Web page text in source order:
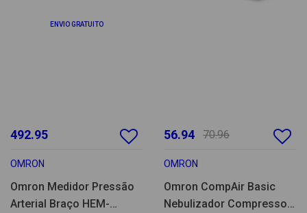
ENVIO GRATUITO
492.95
OMRON
Omron Medidor Pressão
Arterial Braço HEM-
56.94 70.96
OMRON
Omron CompAir Basic
Nebulizador Compressor-